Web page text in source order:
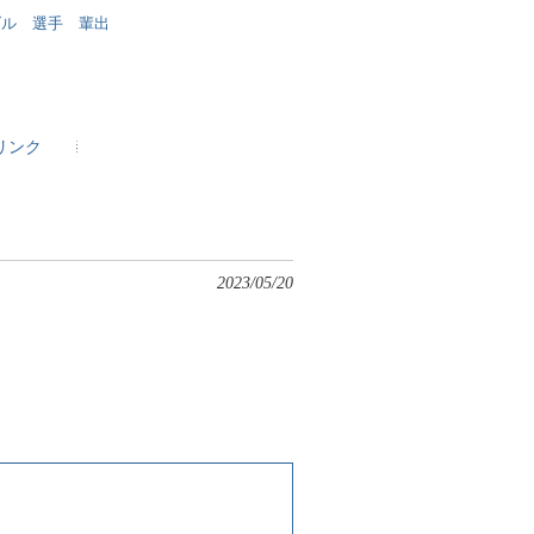
ル 選手 輩出
ンク
2023/05/20